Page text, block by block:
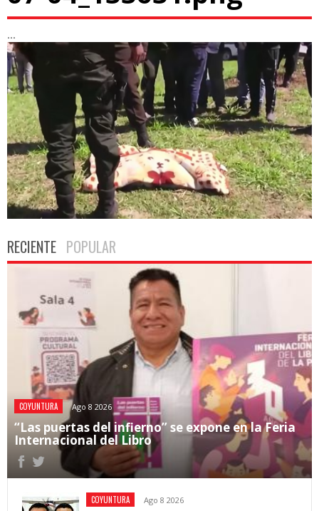
...
RECIENTE POPULAR
COYUNTURA Ago 8 2026
“Las puertas del infierno” se expone en la Feria
Internacional del Libro
COYUNTURA Ago 8 2026